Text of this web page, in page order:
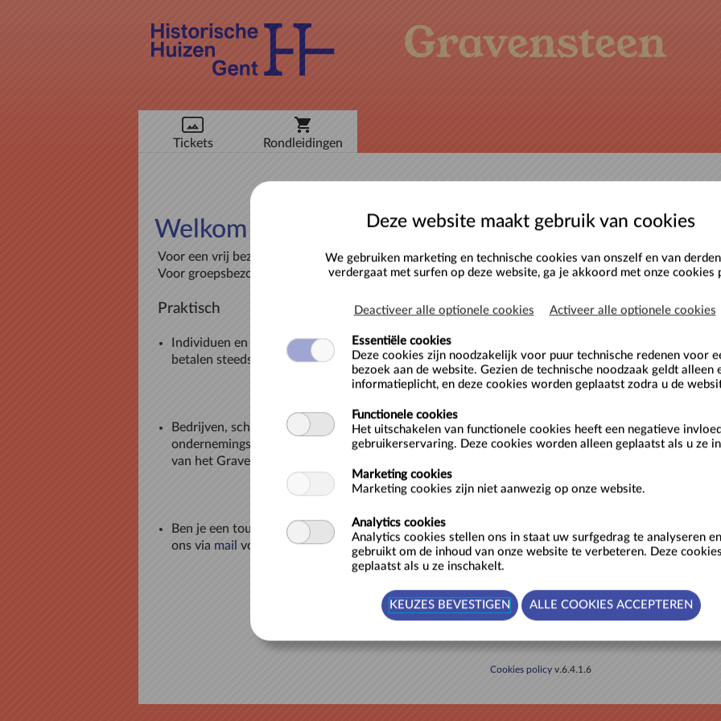
Tickets Rondleidingen
Welkom in onze ticketshop
Voor een vrij bezoek, klik op Tickets.
Voor groepsbezoeken, klik dan op Rondleidingen.
Praktisch
Individuen en verenigingen zonder ondernemingsnummer
betalen steeds online.
Bedrijven, scholen en verenigingen met een
ondernemingsnummer kunnen betalen op factuur of aan de balie
van het Gravensteen.
Ben je een touroperator , registreer je hiernaast en
contacteer
ons via mail voor 15% korting op de ticketprijzen.
Aanmelden
Gebruikersnaam
niet
»
Cookies policy v.6.4.1.6
Deze website maakt gebruik van cookies
We gebruiken marketing en technische cookies van onszelf en van
verdergaat met surfen op deze website, ga je akkoord met onze cookies
Deactiveer alle optionele cookies Activeer alle optionele cookies
Essentiële cookies
Deze cookies zijn noodzakelijk voor puur technische redenen voor
bezoek aan de website. Gezien de technische noodzaak geldt alleen
informatieplicht, en deze cookies worden geplaatst zodra u de
Functionele cookies
Het uitschakelen van functionele cookies heeft een negatieve
gebruikerservaring. Deze cookies worden alleen geplaatst als u ze
Marketing cookies
Marketing cookies zijn niet aanwezig op onze website.
Analytics cookies
Analytics cookies stellen ons in staat uw surfgedrag te analyseren
gebruikt om de inhoud van onze website te verbeteren. Deze
geplaatst als u ze inschakelt.